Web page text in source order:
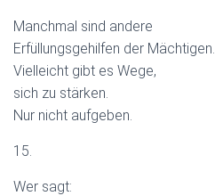
Manchmal sind andere
Erfüllungsgehilfen der Mächtigen.
Vielleicht gibt es Wege,
sich zu stärken.
Nur nicht aufgeben.
15.
Wer sagt: